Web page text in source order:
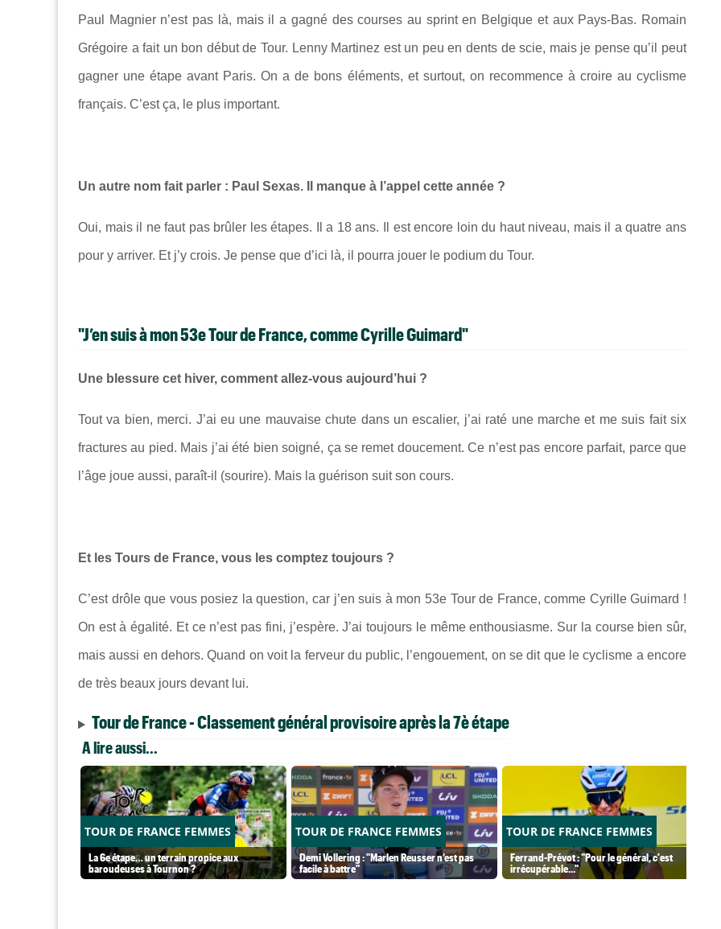
Paul Magnier n’est pas là, mais il a gagné des courses au sprint en Belgique et aux Pays-Bas. Romain
Grégoire a fait un bon début de Tour. Lenny Martinez est un peu en dents de scie, mais je pense qu’il peut
gagner une étape avant Paris. On a de bons éléments, et surtout, on recommence à croire au cyclisme
français. C’est ça, le plus important.
Un autre nom fait parler : Paul Sexas. Il manque à l’appel cette année ?
Oui, mais il ne faut pas brûler les étapes. Il a 18 ans. Il est encore loin du haut niveau, mais il a quatre ans
pour y arriver. Et j’y crois. Je pense que d’ici là, il pourra jouer le podium du Tour.
"J’en suis à mon 53e Tour de France, comme Cyrille Guimard"
Une blessure cet hiver, comment allez-vous aujourd’hui ?
Tout va bien, merci. J’ai eu une mauvaise chute dans un escalier, j’ai raté une marche et me suis fait six
fractures au pied. Mais j’ai été bien soigné, ça se remet doucement. Ce n’est pas encore parfait, parce que
l’âge joue aussi, paraît-il (sourire). Mais la guérison suit son cours.
Et les Tours de France, vous les comptez toujours ?
C’est drôle que vous posiez la question, car j’en suis à mon 53e Tour de France, comme Cyrille Guimard !
On est à égalité. Et ce n’est pas fini, j’espère. J’ai toujours le même enthousiasme. Sur la course bien sûr,
mais aussi en dehors. Quand on voit la ferveur du public, l’engouement, on se dit que le cyclisme a encore
de très beaux jours devant lui.
Tour de France - Classement général provisoire après la 7è étape
A lire aussi...
TOUR DE FRANCE FEMMES
La 6e étape… un terrain propice aux
baroudeuses à Tournon ?
TOUR DE FRANCE FEMMES
Demi Vollering : "Marlen Reusser n’est pas
facile à battre"
TOUR DE FRANCE FEMMES
Ferrand-Prévot : "Pour le général, c'est
irrécupérable..."